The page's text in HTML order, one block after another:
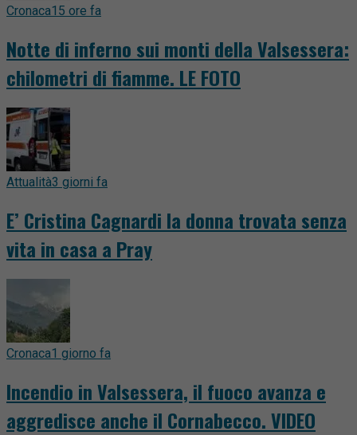
Cronaca15 ore fa
Notte di inferno sui monti della Valsessera:
chilometri di fiamme. LE FOTO
Attualità3 giorni fa
E’ Cristina Cagnardi la donna trovata senza
vita in casa a Pray
Cronaca1 giorno fa
Incendio in Valsessera, il fuoco avanza e
aggredisce anche il Cornabecco. VIDEO